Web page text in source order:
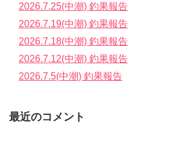
2026.7.25(中潮) 釣果報告
2026.7.19(中潮) 釣果報告
2026.7.18(中潮) 釣果報告
2026.7.12(中潮) 釣果報告
2026.7.5(中潮) 釣果報告
最近のコメント